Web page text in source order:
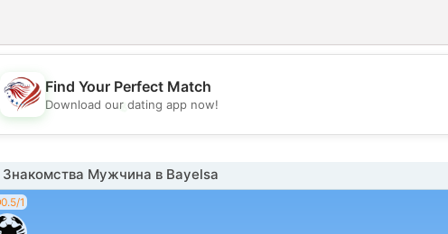
💖
Find Your Perfect Match
Download our dating app now!
Знакомства Мужчина в Bayelsa
0.5/1